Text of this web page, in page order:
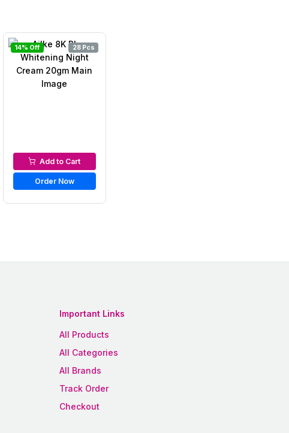
14% Off 28 Pcs
Night Cream
Add to Cart
Order Now
Important Links
All Products
All Categories
All Brands
Track Order
Checkout